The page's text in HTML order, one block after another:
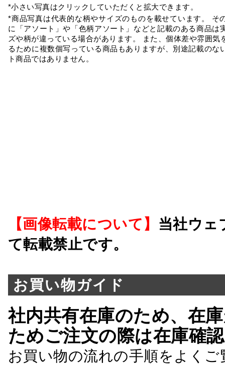
*小さい写真はクリックしていただくと拡大できます。
*商品写真は代表的な柄やサイズのものを載せています。 そ
に「アソート」や「色柄アソート」などと記載のある商品は
ズや柄が違っている場合があります。 また、個体差や雰囲気
るために複数個写っている商品もありますが、別途記載のな
ト商品ではありません。
【画像転載について】 当社ウェ
て転載禁止です。
お買い物ガイド
社内共有在庫のため、在
ためご注文の際は在庫確
お買い物の流れの手順をよくご